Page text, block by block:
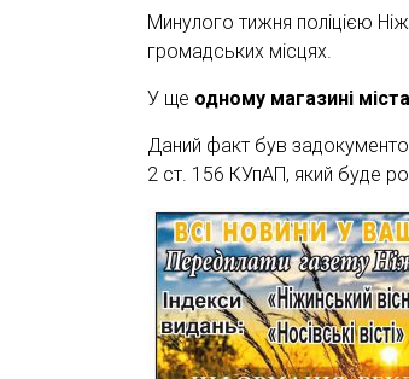
Минулого тижня поліцією
громадських місцях.
У ще одному магазині міста
Даний факт був
2 ст. 156 КУпАП, який буде